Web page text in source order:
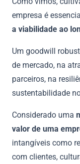
empresa é
a viabilidade ao
Um goodwill
de mercado, na
parceiros, na
sustentabilidade
Considerado uma
valor de uma
intangíveis como
com clientes,